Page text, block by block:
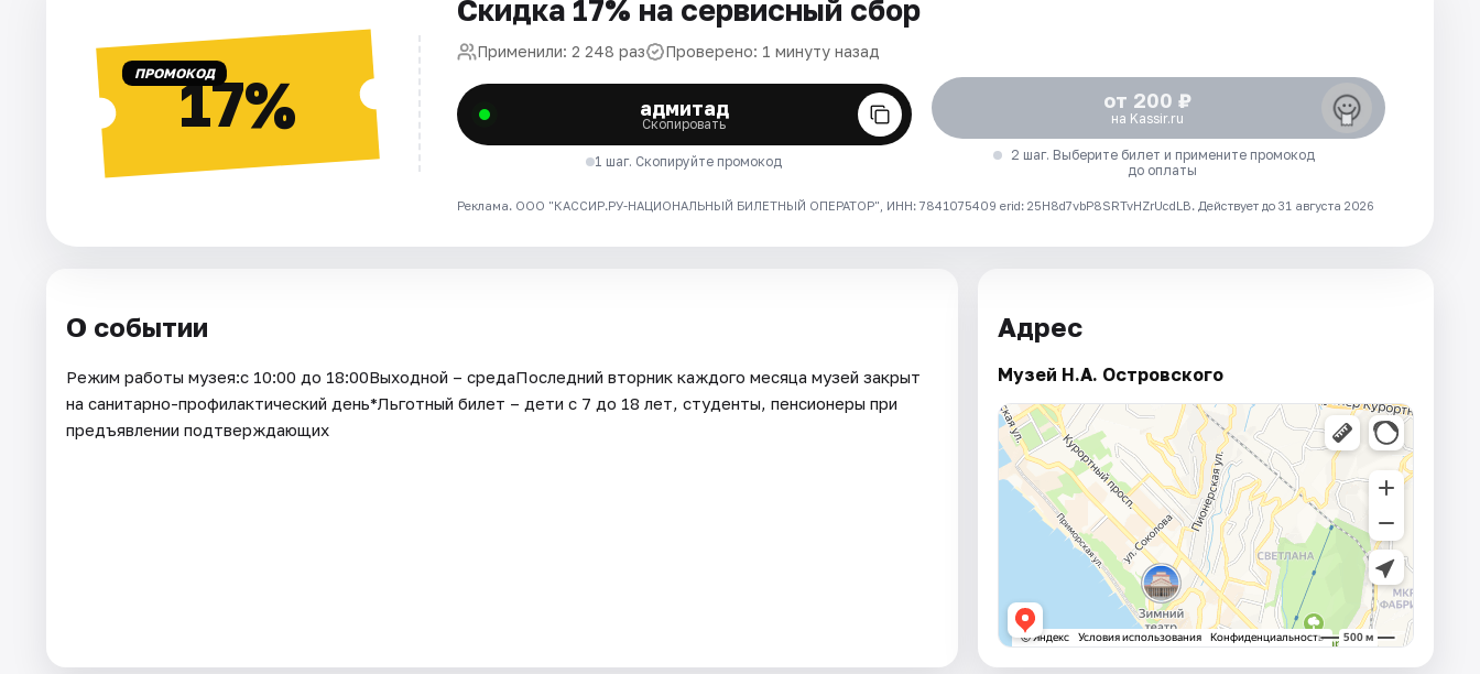
ПРОМОКОД17%
Скидка 17% на сервисный сбор
Применили: 2 248 раз Проверено: 1 минуту назад
адмитад
Скопировать
1 шаг. Скопируйте промокод
от 200 ₽
на Kassir.ru
2 шаг. Выберите билет и примените промокод
до оплаты
Реклама. ООО "КАССИР.РУ-НАЦИОНАЛЬНЫЙ БИЛЕТНЫЙ ОПЕРАТОР", ИНН: 7841075409 erid: 25H8d7vbP8SRTvHZrUcdLB. Действует до 31 августа 2026
О событии
Режим работы музея:с 10:00 до 18:00Выходной – средаПоследний вторник каждого месяца музей закрыт
на санитарно-профилактический день*Льготный билет – дети с 7 до 18 лет, студенты, пенсионеры при
предъявлении подтверждающих
Адрес
Музей Н.А. Островского